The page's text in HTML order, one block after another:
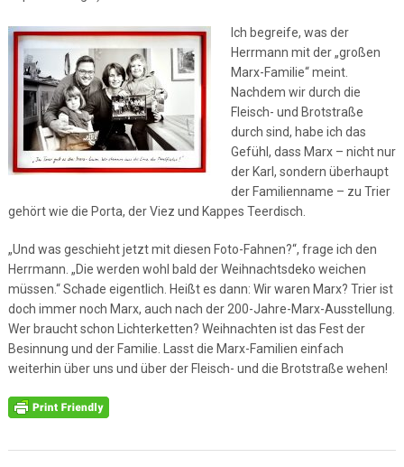
Ich begreife, was der
Herrmann mit der „großen
Marx-Familie“ meint.
Nachdem wir durch die
Fleisch- und Brotstraße
durch sind, habe ich das
Gefühl, dass Marx – nicht nur
der Karl, sondern überhaupt
der Familienname – zu Trier
gehört wie die Porta, der Viez und Kappes Teerdisch.
„Und was geschieht jetzt mit diesen Foto-Fahnen?“, frage ich den
Herrmann. „Die werden wohl bald der Weihnachtsdeko weichen
müssen.“ Schade eigentlich. Heißt es dann: Wir waren Marx? Trier ist
doch immer noch Marx, auch nach der 200-Jahre-Marx-Ausstellung.
Wer braucht schon Lichterketten? Weihnachten ist das Fest der
Besinnung und der Familie. Lasst die Marx-Familien einfach
weiterhin über uns und über der Fleisch- und die Brotstraße wehen!